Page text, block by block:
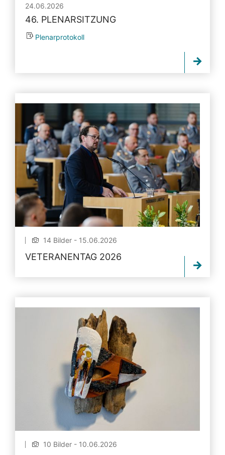
24.06.2026
46. PLENARSITZUNG
Plenarprotokoll
14 Bilder - 15.06.2026
VETERANENTAG 2026
10 Bilder - 10.06.2026